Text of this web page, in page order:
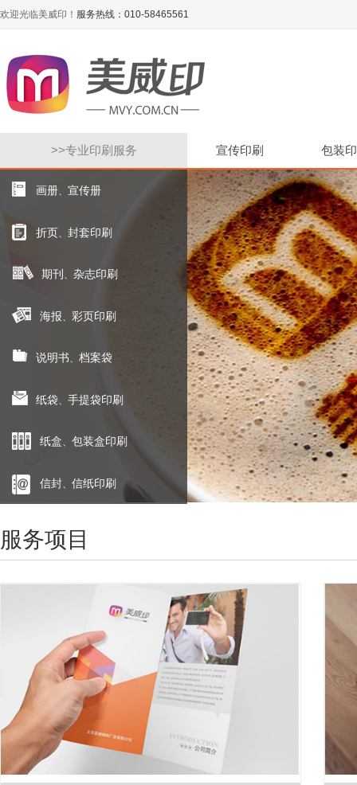
欢迎光临美威印！ 服务热线：010-58465561
>>专业印刷服务 宣传印刷 包装
画册、 宣传册
折页 封套印刷
期刊 、 杂志印刷
海报 彩页印刷
说明书、 档案袋
纸袋 手提袋印刷
纸盒、 包装盒印刷
信封 信纸印刷
服务项目